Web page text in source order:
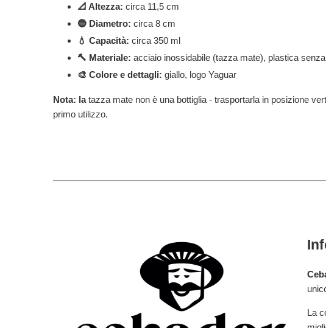
📐 Altezza: circa 11,5 cm
🔵 Diametro: circa 8 cm
💧 Capacità: circa 350 ml
🔨 Materiale: acciaio inossidabile (tazza mate), plastica
🎨 Colore e dettagli: giallo, logo Yaguar
Nota: latazza mate non è una bottiglia - trasportarla in posizione
primo utilizzo.
La